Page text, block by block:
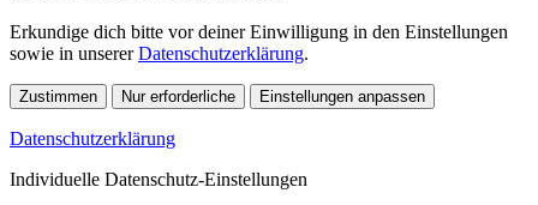
Erkundige dich bitte vor deiner Einwilligung in den Einstellungen
sowie in unsererDatenschutzerklärung.
Zustimmen Nur erforderliche Einstellungen anpassen
Datenschutzerklärung
Individuelle Datenschutz-Einstellungen